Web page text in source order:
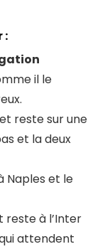
:
il le
reste sur une
et la deux
Naples et le
reste à l’Inter
attendent